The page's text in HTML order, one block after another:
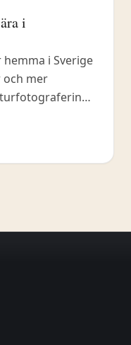
i
i Sverige
mer
Mina
– jag